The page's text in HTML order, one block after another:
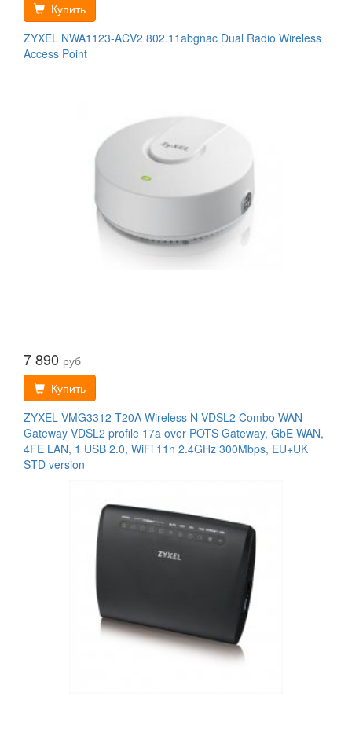
Купить
ZYXEL NWA1123-ACV2 802.11abgnac Dual Radio Wireless
Access Point
7 890 руб
Купить
ZYXEL VMG3312-T20A Wireless N VDSL2 Combo WAN
Gateway VDSL2 profile 17a over POTS Gateway, GbE WAN,
4FE LAN, 1 USB 2.0, WiFi 11n 2.4GHz 300Mbps, EU+UK
STD version